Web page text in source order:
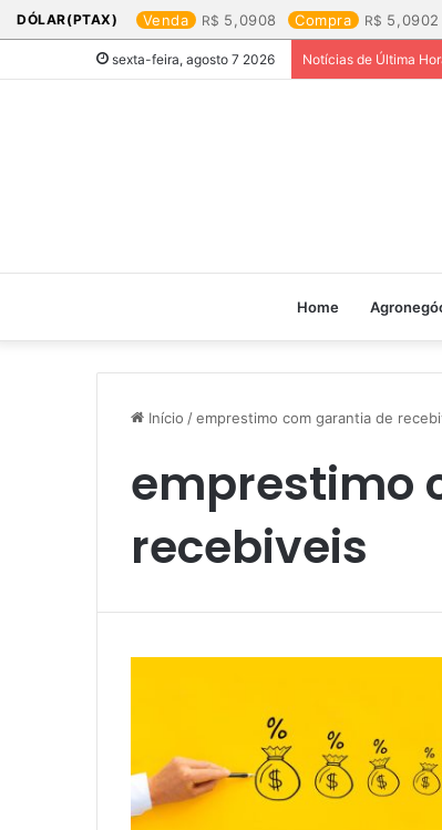
DÓLAR(PTAX) Venda 5,0908 Compra 5,0902
sexta-feira, agosto 7 2026 Notícias de Última
Home
Início /emprestimo com garantia de
emprestimo
recebiveis